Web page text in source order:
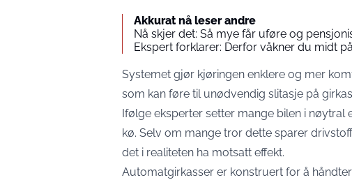
Akkurat nå leser andre
Nå skjer det: Så mye får uføre og
Ekspert forklarer: Derfor våkner du midt
Systemet gjør kjøringen enklere og mer
som kan føre til unødvendig slitasje på
Ifølge eksperter setter mange bilen i
kø. Selv om mange tror dette sparer
det i realiteten ha motsatt effekt.
Automatgirkasser er konstruert for å